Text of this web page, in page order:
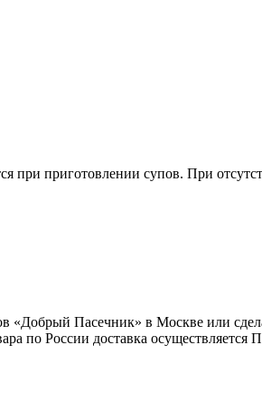
приготовлении супов. При
Пасечник» в Москве или
по России доставка